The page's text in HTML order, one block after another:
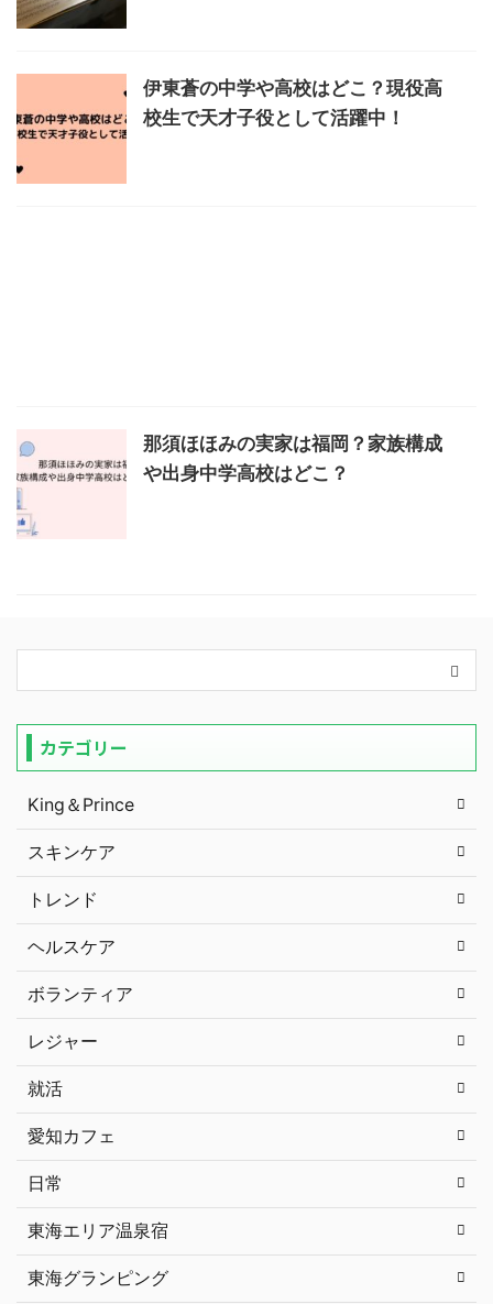
伊東蒼の中学や高校はどこ？現役高
校生で天才子役として活躍中！
那須ほほみの実家は福岡？家族構成
や出身中学高校はどこ？
カテゴリー
King＆Prince
スキンケア
トレンド
ヘルスケア
ボランティア
レジャー
就活
愛知カフェ
日常
東海エリア温泉宿
東海グランピング